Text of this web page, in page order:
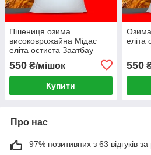
Пшениця озима
високоврожайна Мідас
еліта остиста Заатбау
550 ₴/мішок
Купити
еліта
550
Про нас
97% позитивних з 63 відгуків за